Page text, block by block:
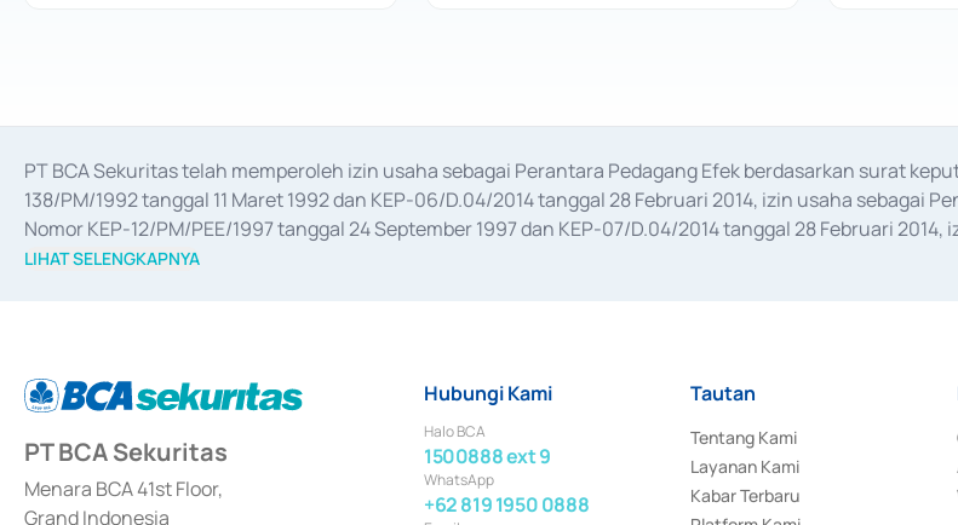
PT BCA Sekuritas telah memperoleh izin usaha sebagai Perantara Pedagang Efek berdasarkan surat
138/PM/1992 tanggal 11 Maret 1992 dan KEP-06/D.04/2014 tanggal 28 Februari 2014, izin usaha sebagai
Nomor KEP-12/PM/PEE/1997 tanggal 24 September 1997 dan KEP-07/D.04/2014 tanggal 28 Februari
merger, akuisisi, divestasi, dan
LIHAT SELENGKAPNYA
PT BCA Sekuritas
Menara BCA 41st Floor,
Grand Indonesia
Hubungi Kami
Halo BCA
1500888 ext 9
WhatsApp
+62 819 1950 0888
Tautan
Tentang Kami
Layanan Kami
Kabar Terbaru